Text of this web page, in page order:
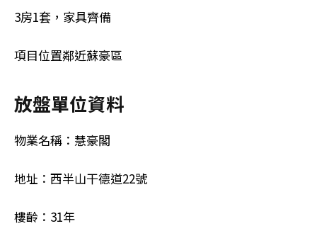
3房1套，家具齊備
項目位置鄰近蘇豪區
放盤單位資料
物業名稱：慧豪閣
地址：西半山干德道22號
樓齡：31年